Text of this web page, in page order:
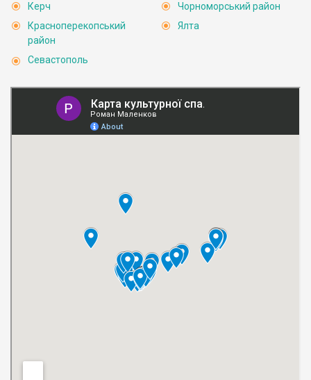
Керч
Красноперекопський
район
Севастополь
Чорноморський район
Ялта